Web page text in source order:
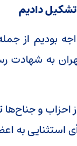
دادیم
بودیم از
به شهادت
و جناح‌ها
به